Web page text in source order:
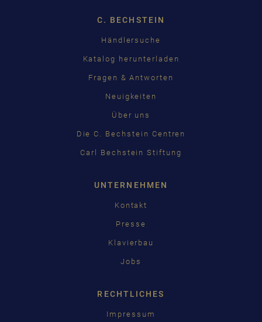
C. BECHSTEIN
Händlersuche
Katalog herunterladen
Fragen & Antworten
Neuigkeiten
Über uns
Die C. Bechstein Centren
Carl Bechstein Stiftung
UNTERNEHMEN
Kontakt
Presse
Klavierbau
Jobs
RECHTLICHES
Impressum